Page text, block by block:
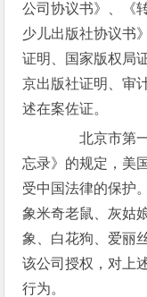
公司协议书》、《
少儿出版社协议书
证明、国家版权局
京出版社证明、审
述在案佐证。
北京市第一
忘录》的规定，美
受中国法律的保护
象米奇老鼠、灰姑
象、白花狗、爱丽
该公司授权，对上
行为。